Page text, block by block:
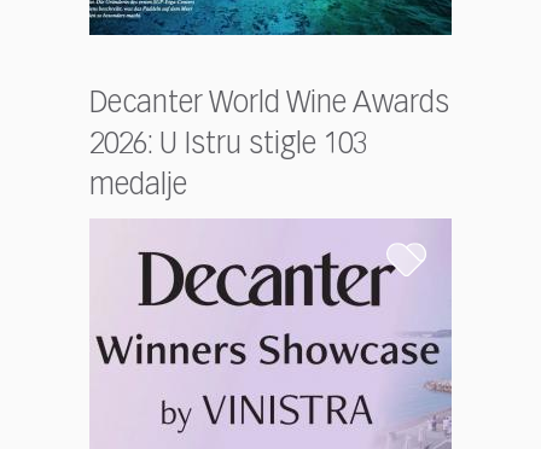
Decanter World Wine Awards
2026: U Istru stigle 103
medalje